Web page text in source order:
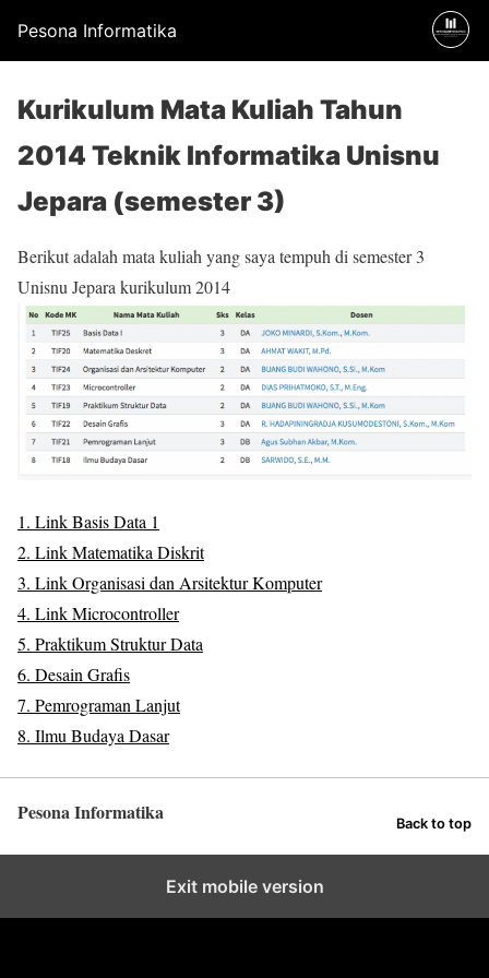
Pesona Informatika
Kurikulum Mata Kuliah Tahun
2014 Teknik Informatika Unisnu
Jepara (semester 3)
Berikut adalah mata kuliah yang saya tempuh di semester 3
Unisnu Jepara kurikulum 2014
1. Link Basis Data 1
2. Link Matematika Diskrit
3. Link Organisasi dan Arsitektur Komputer
4. Link Microcontroller
5. Praktikum Struktur Data
6. Desain Grafis
7. Pemrograman Lanjut
8. Ilmu Budaya Dasar
Pesona Informatika Back to top
Exit mobile version